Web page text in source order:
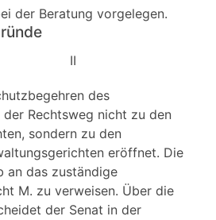
der Beratung vorgelegen.
II
des
Rechtsweg nicht zu den
sondern zu den
eröffnet. Die
an das zuständige
M. zu verweisen. Über die
der Senat in der